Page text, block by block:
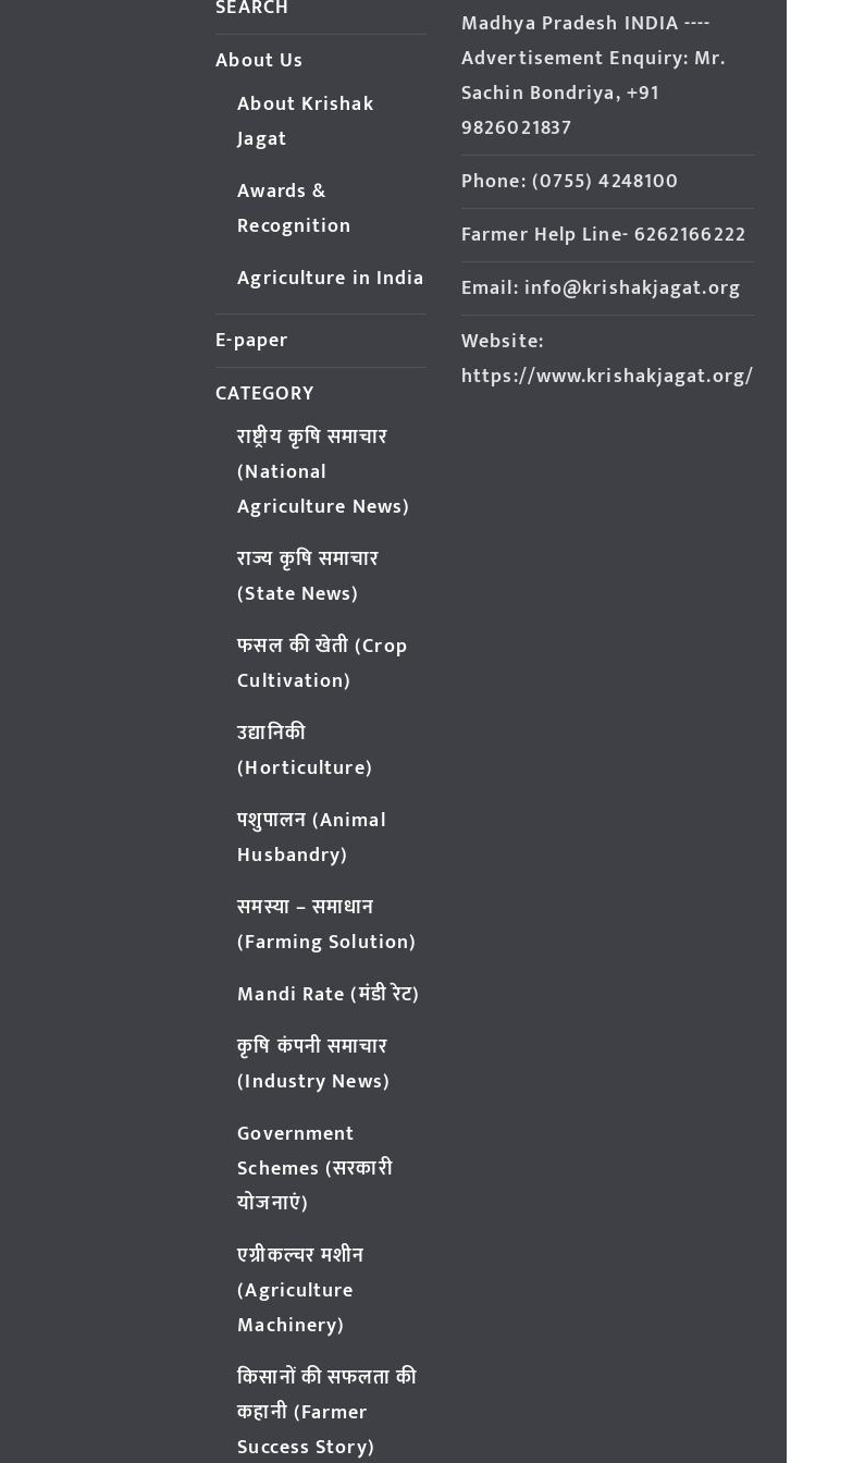
SEARCH
About Us
About Krishak
Jagat
Awards &
Recognition
Agriculture in India
E-paper
CATEGORY
राष्ट्रीय कृषि समाचार
(National
Agriculture News)
राज्य कृषि समाचार
(State News)
फसल की खेती (Crop
Cultivation)
उद्यानिकी
(Horticulture)
पशुपालन (Animal
Husbandry)
समस्या – समाधान
(Farming Solution)
Mandi Rate (मंडी रेट)
कृषि कंपनी समाचार
(Industry News)
Government
Schemes (सरकारी
योजनाएं)
एग्रीकल्चर मशीन
(Agriculture
Machinery)
किसानों की सफलता की
कहानी (Farmer
Success Story)
Madhya Pradesh INDIA ----
Advertisement Enquiry: Mr.
Sachin Bondriya, +91
9826021837
Phone: (0755) 4248100
Farmer Help Line- 6262166222
Email: info@krishakjagat.org
Website:
https://www.krishakjagat.org/